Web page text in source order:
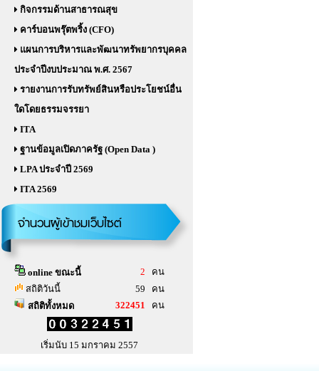
กิจกรรมด้านสาธารณสุข
คาร์บอนพรุ๊ตพริ้ง (CFO)
แผนการบริหารและพัฒนาทรัพยากรบุคคล
ประจำปีงบประมาณ พ.ศ. 2567
รายงานการรับทรัพย์สินหรือประโยชน์อื่น
ใดโดยธรรมจรรยา
ITA
ฐานข้อมูลเปิดภาครัฐ (Open Data )
LPA ประจำปี 2569
ITA 2569
จำนวนผู้เข้าชมเว็บไซต์
online ขณะนี้ 2 คน
สถิติวันนี้
59 คน
สถิติทั้งหมด
322451 คน
เริ่มนับ 15 มกราคม 2557